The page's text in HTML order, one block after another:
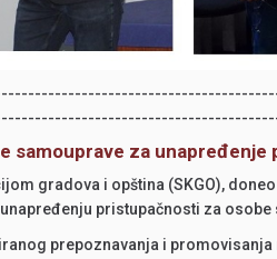
samouprave za
gradova i opština (SKGO),
pristupačnosti za
prepoznavanja i